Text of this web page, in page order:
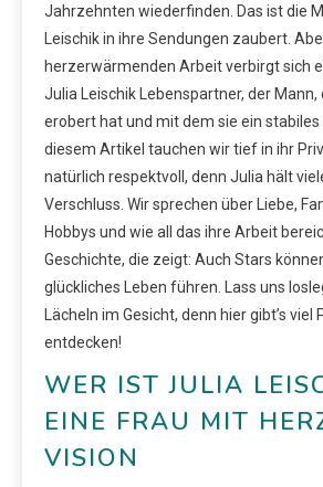
Jahrzehnten wiederfinden. Das ist die
Leischik in ihre Sendungen zaubert.
herzerwärmenden Arbeit verbirgt sich
Julia Leischik Lebenspartner, der Mann,
erobert hat und mit dem sie ein stabiles
diesem Artikel tauchen wir tief in ihr
natürlich respektvoll, denn Julia hält
Verschluss. Wir sprechen über Liebe,
Hobbys und wie all das ihre Arbeit
Geschichte, die zeigt: Auch Stars
glückliches Leben führen. Lass uns
Lächeln im Gesicht, denn hier gibt’s viel
entdecken!
WER IST JULIA
EINE FRAU MIT
VISION